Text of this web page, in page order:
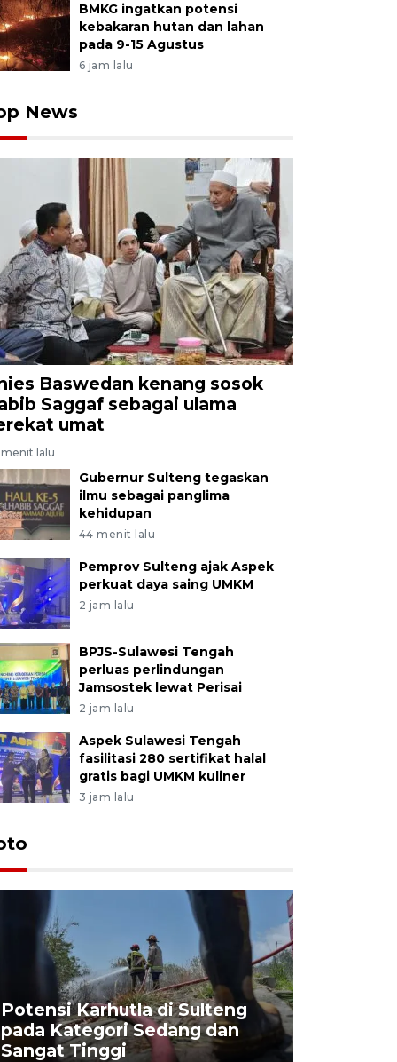
BMKG ingatkan potensi
kebakaran hutan dan lahan
pada 9-15 Agustus
6 jam lalu
News
Baswedan kenang sosok
Saggaf sebagai ulama
umat
lalu
Gubernur Sulteng tegaskan
ilmu sebagai panglima
kehidupan
44 menit lalu
Pemprov Sulteng ajak Aspek
perkuat daya saing UMKM
2 jam lalu
BPJS-Sulawesi Tengah
perluas perlindungan
Jamsostek lewat Perisai
2 jam lalu
Aspek Sulawesi Tengah
fasilitasi 280 sertifikat halal
gratis bagi UMKM kuliner
3 jam lalu
Potensi Karhutla di Sulteng
pada Kategori Sedang dan
Sangat Tinggi